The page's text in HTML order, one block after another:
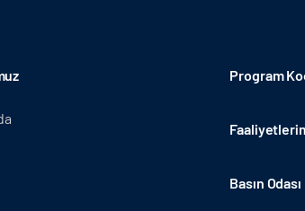
Program
Basın Odası